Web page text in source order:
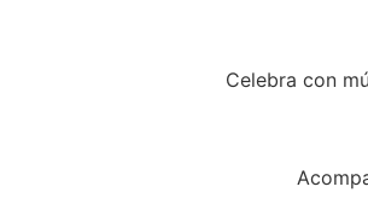
Celebra con